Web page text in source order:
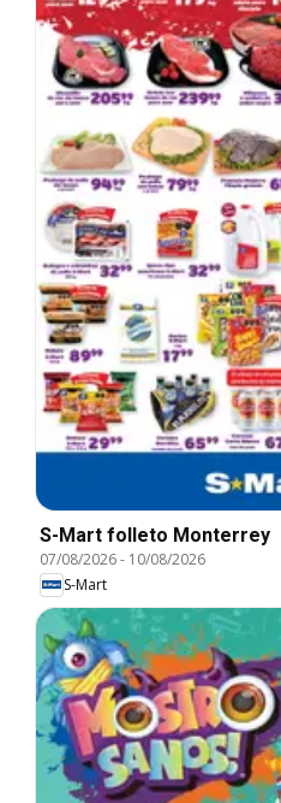
S-Mart folleto Monterrey
07/08/2026- 10/08/2026
S-Mart